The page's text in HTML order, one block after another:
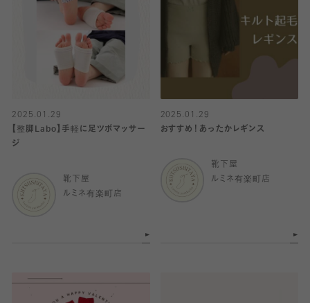
2025.01.29
【整脚Labo】手軽に足ツボマッサー
ジ
靴下屋
ルミネ有楽町店
2025.01.29
おすすめ！あったかレギンス
靴下屋
ルミネ有楽町店